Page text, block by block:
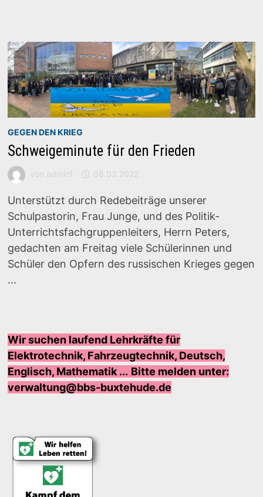
GEGEN DEN KRIEG
Schweigeminute für den Frieden
von admin1 08.03.2022
Unterstützt durch Redebeiträge unserer
Schulpastorin, Frau Junge, und des Politik-
Unterrichtsfachgruppenleiters, Herrn Peters,
gedachten am Freitag viele Schülerinnen und
Schüler den Opfern des russischen Krieges gegen
…
Wir suchen laufend Lehrkräfte für
Elektrotechnik, Fahrzeugtechnik, Deutsch,
Englisch, Mathematik ... Bitte melden unter:
verwaltung@bbs-buxtehude.de